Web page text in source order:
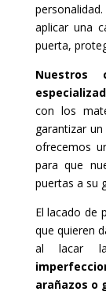
aplicar una
puerta,
Nuestros
con los
garantizar
ofrecemos
para que
puertas a su
El lacado de
que quieren
al lacar
arañazos o